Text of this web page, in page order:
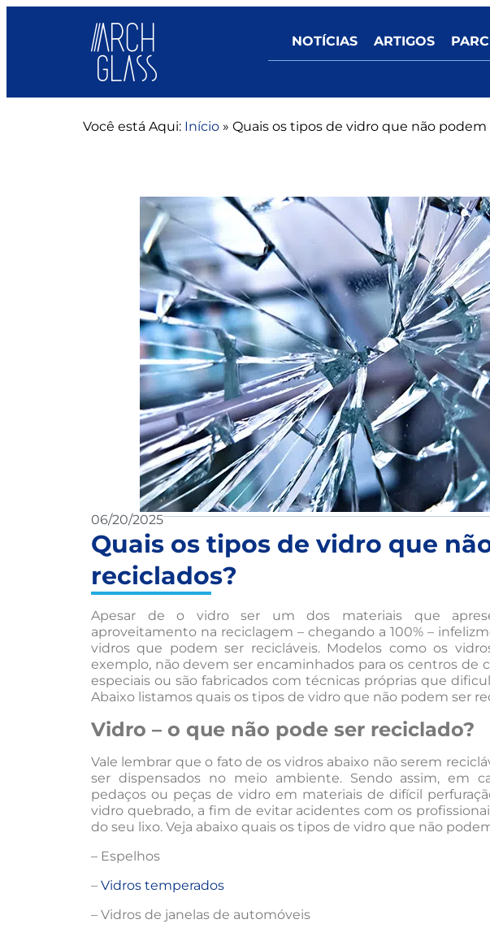
NOTÍCIAS ARTIGOS
Você está Aqui: Início » Quais os tipos de vidro que não podem
06/20/2025
Quais os tipos de vidro que
reciclados?
Apesar de o vidro ser um dos materiais que
aproveitamento na reciclagem – chegando a 100% –
vidros que podem ser recicláveis. Modelos como os
exemplo, não devem ser encaminhados para os centros de
especiais ou são fabricados com técnicas próprias que
Abaixo listamos quais os tipos de vidro que não podem ser
Vidro – o que não pode ser reciclado?
Vale lembrar que o fato de os vidros abaixo não serem
ser dispensados no meio ambiente. Sendo assim, em
pedaços ou peças de vidro em materiais de difícil
vidro quebrado, a fim de evitar acidentes com os
do seu lixo. Veja abaixo quais os tipos de vidro que não
– Espelhos
– Vidros temperados
– Vidros de janelas de automóveis